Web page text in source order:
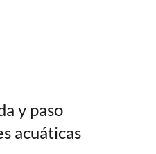
y paso
acuáticas